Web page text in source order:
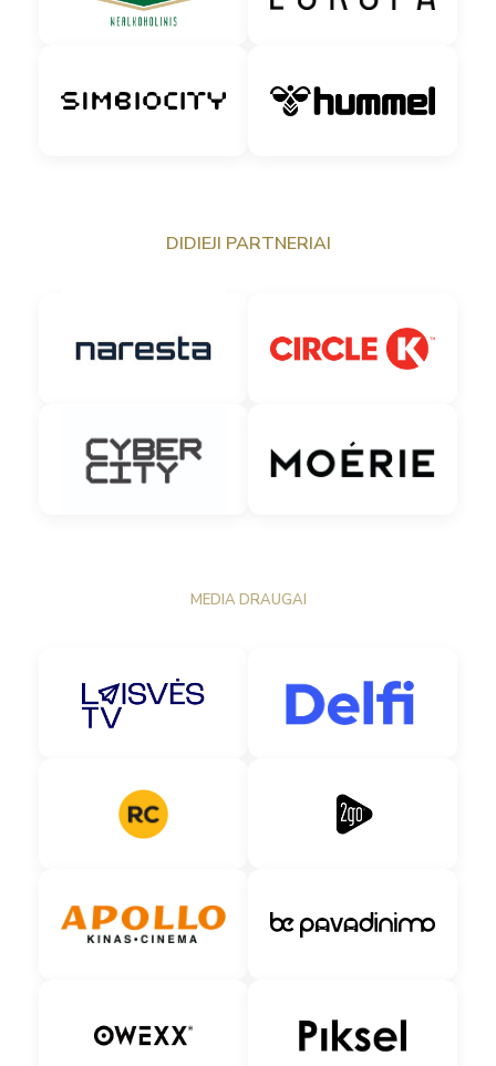
DIDIEJI PARTNERIAI
MEDIA DRAUGAI